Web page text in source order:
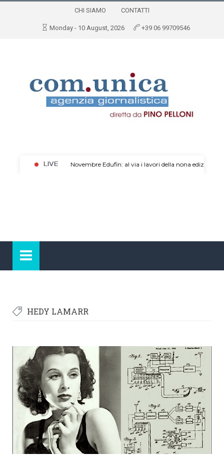
CHI SIAMO CONTATTI
Monday - 10 August, 2026 +39 06 99709546
HEDY LAMARR